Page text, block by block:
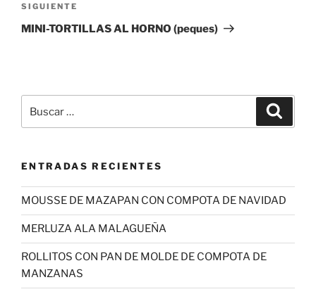
Siguiente
entrada
SIGUIENTE
MINI-TORTILLAS AL HORNO (peques)
por:
ENTRADAS RECIENTES
MOUSSE DE MAZAPAN CON COMPOTA DE NAVIDAD
MERLUZA ALA MALAGUEÑA
ROLLITOS CON PAN DE MOLDE DE COMPOTA DE
MANZANAS